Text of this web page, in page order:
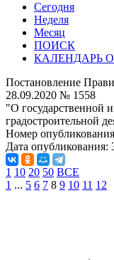
Сегодня
Неделя
Месяц
ПОИСК
КАЛЕНДАРЬ
Постановление
28.09.2020 № 1558
"О государственной
градостроительной
Номер
Дата опубликования:
1 10 20 50 ВСЕ
1 ... 5 6 7 8 9 10 11 12